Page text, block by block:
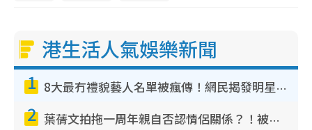
港生活人氣娛樂新聞
1 8大最冇禮貌藝人名單被瘋傳！網民揭發明星真面目 一致數臭呢位係無品天花板？
2 葉蒨文拍拖一周年親自否認情侶關係？！被質疑感情造假竟稱GM「普通同事」